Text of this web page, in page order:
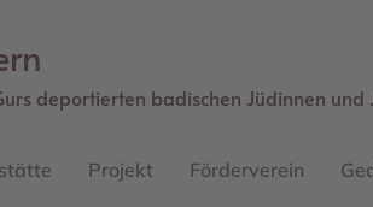
deportierten badischen Jüdinnen und
Projekt Förderverein